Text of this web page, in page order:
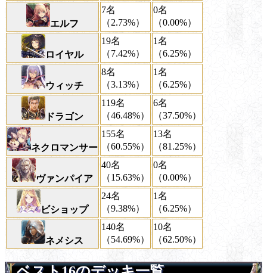
エルフ
7名
（2.73%）
0名
（0.00%）
ロイヤル
19名
（7.42%）
1名
（6.25%）
ウィッチ
8名
（3.13%）
1名
（6.25%）
ドラゴン
119名
（46.48%）
6名
（37.50%）
ネクロマンサー
155名
（60.55%）
13名
（81.25%）
ヴァンパイア
40名
（15.63%）
0名
（0.00%）
ビショップ
24名
（9.38%）
1名
（6.25%）
ネメシス
140名
（54.69%）
10名
（62.50%）